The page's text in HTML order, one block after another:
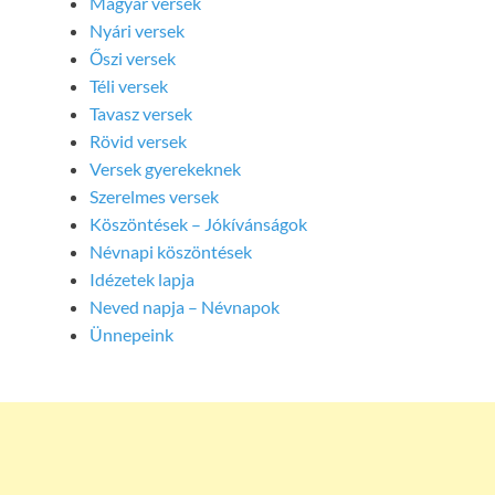
Nyári versek
Őszi versek
Téli versek
Tavasz versek
Rövid versek
Versek gyerekeknek
Szerelmes versek
Köszöntések – Jókívánságok
Névnapi köszöntések
Idézetek lapja
Neved napja – Névnapok
Ünnepeink